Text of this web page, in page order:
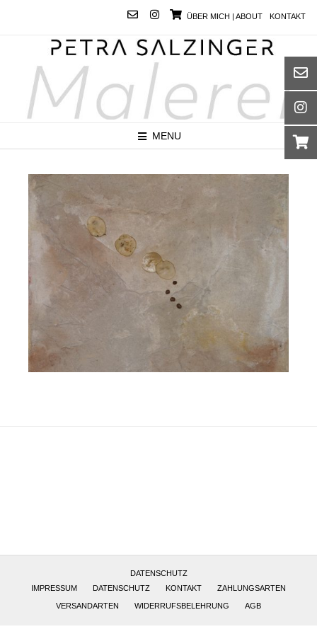
ÜBER MICH | ABOUT KONTAKT
MENU
DATENSCHUTZ
IMPRESSUM
DATENSCHUTZ KONTAKT ZAHLUNGSARTEN
VERSANDARTEN WIDERRUFSBELEHRUNG AGB